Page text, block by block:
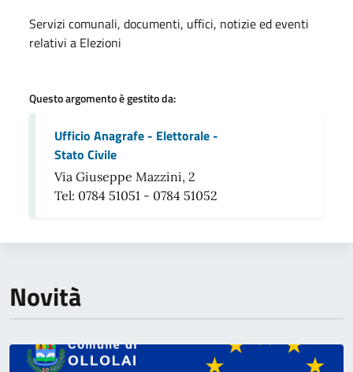
Dettagli della notizia
Servizi comunali, documenti, uffici, notizie ed eventi
relativi a Elezioni
Questo argomento è gestito da:
Ufficio Anagrafe - Elettorale -
Stato Civile
Via Giuseppe Mazzini, 2
Tel: 0784 51051 - 0784 51052
Novità